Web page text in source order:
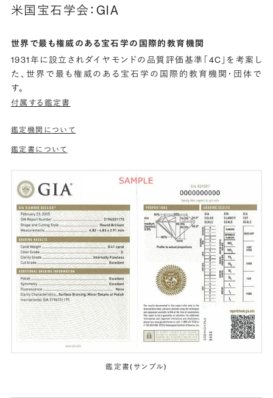
米国宝石学会：GIA
世界で最も権威のある宝石学の国際的教育機関
1931年に設立されダイヤモンドの品質評価基準「4C」を考案し
た、世界で最も権威のある宝石学の国際的教育機関・団体で
す。
付属する鑑定書
鑑定機関について
鑑定書について
鑑定書(サンプル)